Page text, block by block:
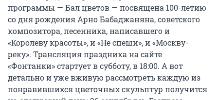
программы — Бал цветов — посвящена 100-летию
со дня рождения Арно Бабаджаняна, советского
композитора, песенника, написавшего и
«Королеву красоты», и «Не спеши», и «Москву-
реку». Трансляция праздника на сайте
«Фонтанки» стартует в субботу, в 18:00. А вот
детально и уже вживую рассмотреть каждую из
понравившихся цветочных скульптур получится